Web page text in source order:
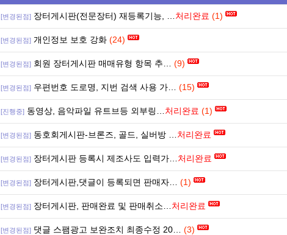
[변경된점] 장터게시판(전문장터) 재등록기능, … 처리완료 (1)
[변경된점] 개인정보 보호 강화 (24)
[변경된점] 회원 장터게시판 매매유형 항목 추… (9)
[변경된점] 우편번호 도로명, 지번 검색 사용 가… (15)
[진행중] 동영상, 음악파일 유트브등 외부링… 처리완료 (1)
[변경된점] 동호회게시판-브론즈, 골드, 실버방 … 처리완료
[변경된점] 장터게시판 등록시 제조사도 입력가… 처리완료
[변경된점] 장터게시판,댓글이 등록되면 판매자… (1)
[변경된점] 장터게시판, 판매완료 및 판매취소… 처리완료
[변경된점] 댓글 스팸광고 보완조치 최종수정 20… (3)